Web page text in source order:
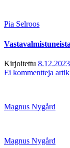
Pia Selroos
Kirjoitettu 8.12.2023
Ei kommentteja
Magnus Nygård
Magnus Nygård